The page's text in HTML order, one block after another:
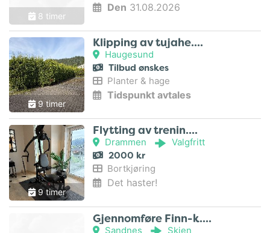
8 timer
Den 31.08.2026
9 timer
Klipping av tujahe..
Haugesund
Tilbud ønskes
Planter & hage
Tidspunkt avtales
9 timer
Flytting av trenin..
Drammen Valgfritt
2000 kr
Bortkjøring
Det haster!
Gjennomføre Finn-k..
Sandnes Skien